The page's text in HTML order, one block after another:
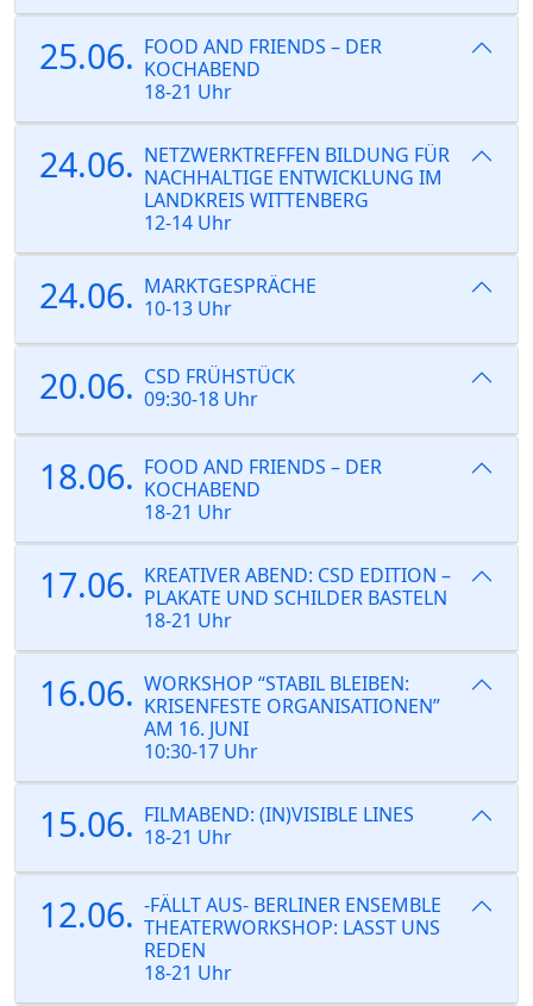
25.06. FOOD AND FRIENDS – DER
KOCHABEND
18-21 Uhr
24.06. NETZWERKTREFFEN BILDUNG FÜR
NACHHALTIGE ENTWICKLUNG IM
LANDKREIS WITTENBERG
12-14 Uhr
24.06. MARKTGESPRÄCHE
10-13 Uhr
20.06. CSD FRÜHSTÜCK
09:30-18 Uhr
18.06. FOOD AND FRIENDS – DER
KOCHABEND
18-21 Uhr
17.06. KREATIVER ABEND: CSD EDITION –
PLAKATE UND SCHILDER BASTELN
18-21 Uhr
16.06. WORKSHOP “STABIL BLEIBEN:
KRISENFESTE ORGANISATIONEN”
AM 16. JUNI
10:30-17 Uhr
15.06. FILMABEND: (IN)VISIBLE LINES
18-21 Uhr
12.06. -FÄLLT AUS- BERLINER ENSEMBLE
THEATERWORKSHOP: LASST UNS
REDEN
18-21 Uhr